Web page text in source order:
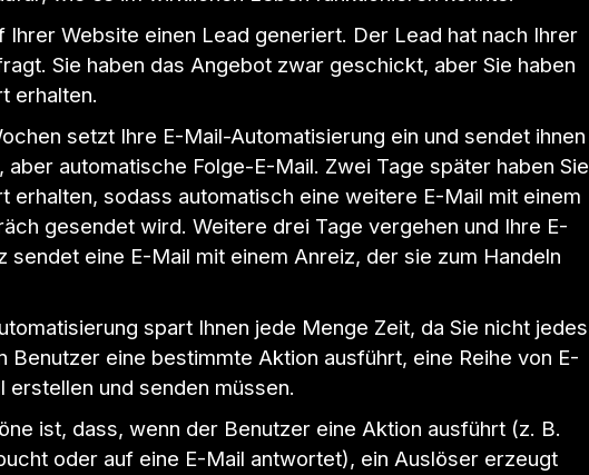
Ihrer Website einen Lead generiert. Der Lead hat nach Ihrer
Sie haben das Angebot zwar geschickt, aber Sie haben
erhalten.
setzt Ihre E-Mail-Automatisierung ein und sendet ihnen
aber automatische Folge-E-Mail. Zwei Tage später haben Sie
erhalten, sodass automatisch eine weitere E-Mail mit einem
gesendet wird. Weitere drei Tage vergehen und Ihre E-
sendet eine E-Mail mit einem Anreiz, der sie zum Handeln
spart Ihnen jede Menge Zeit, da Sie nicht jedes
Benutzer eine bestimmte Aktion ausführt, eine Reihe von E-
erstellen und senden müssen.
ist, dass, wenn der Benutzer eine Aktion ausführt (z. B.
oder auf eine E-Mail antwortet), ein Auslöser erzeugt